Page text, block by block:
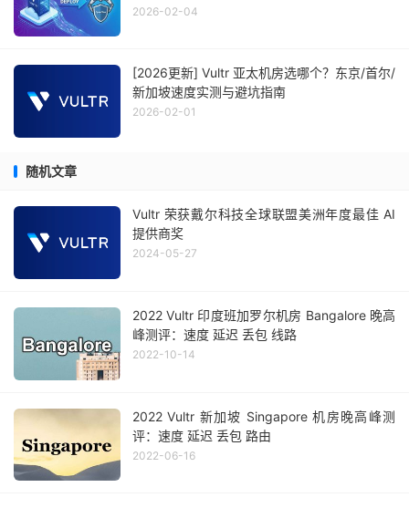
2026-02-04
[2026更新] Vultr 亚太机房选哪个？东京/首尔/
新加坡速度实测与避坑指南
2026-02-01
随机文章
Vultr 荣获戴尔科技全球联盟美洲年度最佳 AI
提供商奖
2024-05-27
2022 Vultr 印度班加罗尔机房 Bangalore 晚高
峰测评：速度 延迟 丢包 线路
2022-10-14
2022 Vultr 新加坡 Singapore 机房晚高峰测
评：速度 延迟 丢包 路由
2022-06-16